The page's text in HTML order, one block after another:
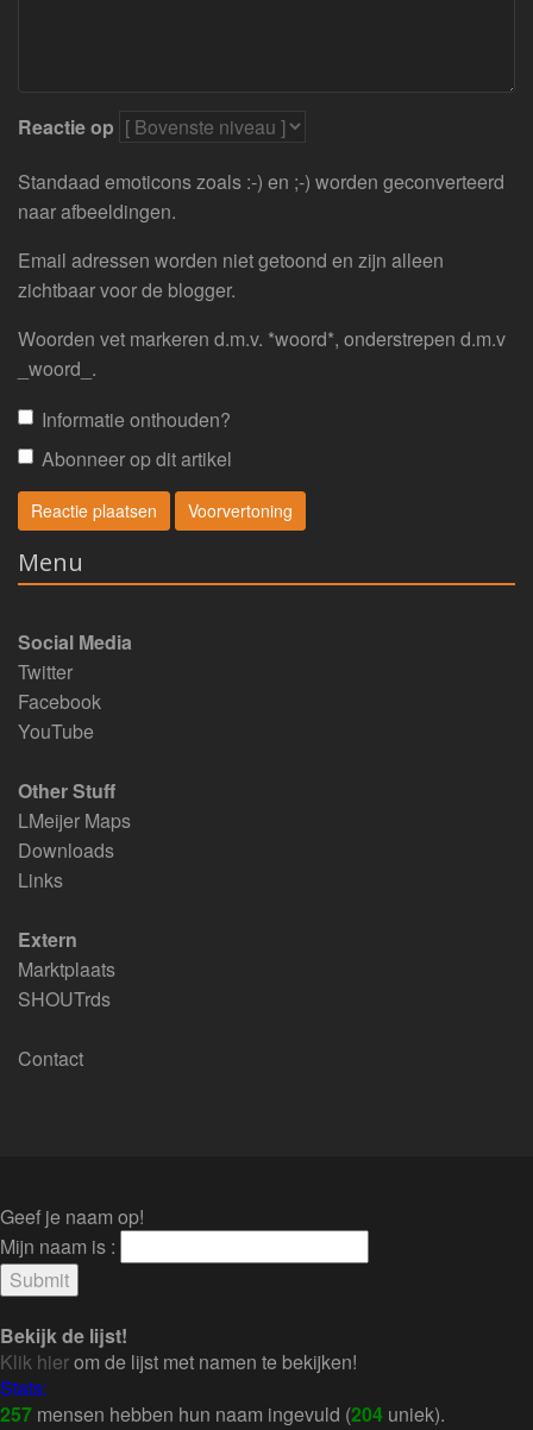
Reactie op
Standaad emoticons zoals :-) en ;-) worden geconverteerd
naar afbeeldingen.
Email adressen worden niet getoond en zijn alleen
zichtbaar voor de blogger.
Woorden vet markeren d.m.v. *woord*, onderstrepen d.m.v
_woord_.
Informatie onthouden?
Abonneer op dit artikel
Menu
Social Media
Twitter
Facebook
YouTube
Other Stuff
LMeijer Maps
Downloads
Links
Extern
Marktplaats
SHOUTrds
Contact
Geef je naam op!
Mijn naam is :
Bekijk de lijst!
Klik hierom de lijst met namen te bekijken!
Stats:
257 mensen hebben hun naam ingevuld (204 uniek).